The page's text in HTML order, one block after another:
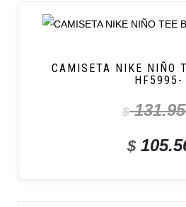
CAMISETA NIKE NIÑO
HF5995-
$
$